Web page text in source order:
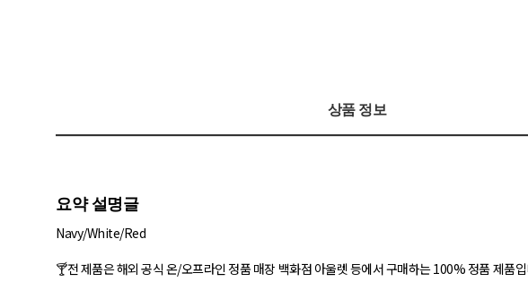
상품 정보
요약 설명글
Navy/White/Red
🍸전 제품은 해외 공식 온/오프라인 정품 매장 백화점 아울렛 등에서 구매하는 100% 정품 제품